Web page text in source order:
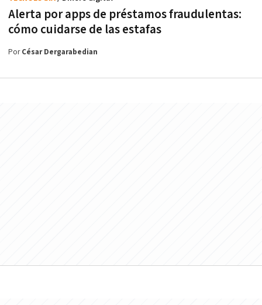
Alerta por apps de préstamos fraudulentas:
cómo cuidarse de las estafas
PorCésar Dergarabedian